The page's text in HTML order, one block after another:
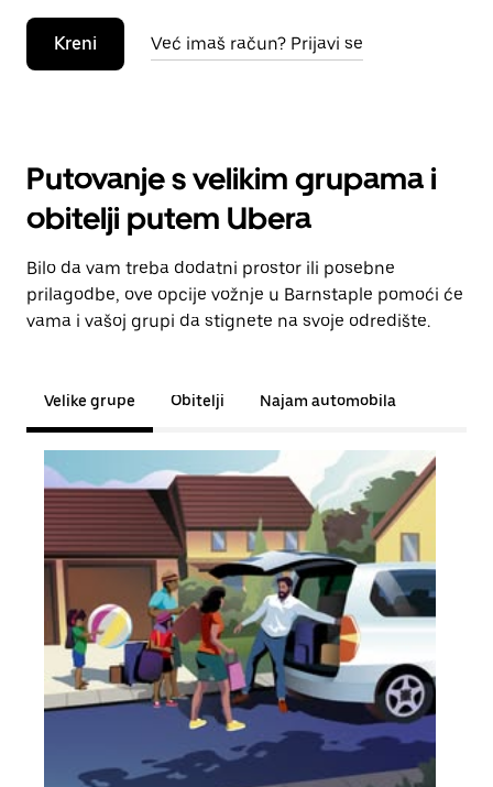
Kreni Već imaš račun? Prijavi se
Putovanje s velikim grupama i
obitelji putem Ubera
Bilo da vam treba dodatni prostor ili posebne
prilagodbe, ove opcije vožnje u Barnstaple pomoći će
vama i vašoj grupi da stignete na svoje odredište.
Velike grupe Obitelji Najam automobila